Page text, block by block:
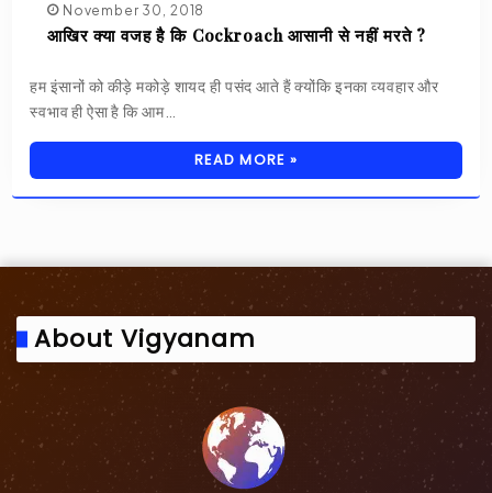
November 30, 2018
आखिर क्या वजह है कि Cockroach आसानी से नहीं मरते ?
हम इंसानों को कीड़े मकोड़े शायद ही पसंद आते हैं क्योंकि इनका व्यवहार और
स्वभाव ही ऐसा है कि आम…
READ MORE »
About Vigyanam